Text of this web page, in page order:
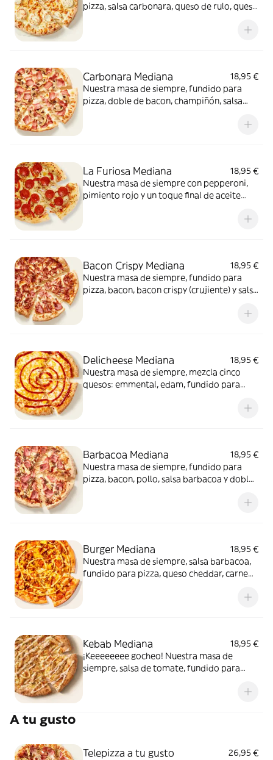
pizza, salsa carbonara, queso de rulo, queso
cheddar, gouda, emmental , mozzarella y
Carbonara Mediana
18,95 €
Nuestra masa de siempre, fundido para
pizza, doble de bacon, champiñón, salsa
La Furiosa Mediana
18,95 €
Nuestra masa de siempre con pepperoni,
pimiento rojo y un toque final de aceite
Bacon Crispy Mediana
18,95 €
Nuestra masa de siempre, fundido para
pizza, bacon, bacon crispy (crujiente) y salsa
Delicheese Mediana
18,95 €
Nuestra masa de siempre, mezcla cinco
quesos: emmental, edam, fundido para
confitado y orégano. El festival de queso
Barbacoa Mediana
18,95 €
Nuestra masa de siempre, fundido para
pizza, bacon, pollo, salsa barbacoa y doble
Burger Mediana
18,95 €
Nuestra masa de siempre, salsa barbacoa,
fundido para pizza, queso cheddar, carne
Kebab Mediana
18,95 €
¡Keeeeeeee gocheo! Nuestra masa de
siempre, salsa de tomate, fundido para
A tu gusto
Telepizza a tu gusto
26,95 €